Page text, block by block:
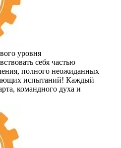
уровня
себя частью
полного неожиданных
испытаний! Каждый
командного духа и